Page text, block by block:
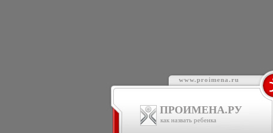
www.proimena.ru
ПРОИМЕНА.РУ
как назвать ребенка